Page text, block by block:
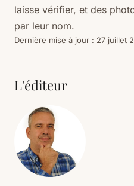
laisse vérifier, et des
par leur nom.
Dernière mise à jour : 27 juillet
L'éditeur